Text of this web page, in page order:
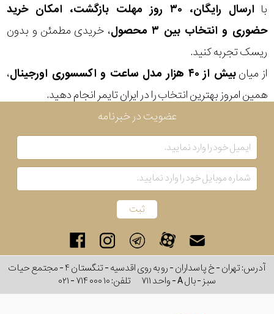
با
ارسال رایگان، ۳۰ روز مهلت بازگشت، امکان خرید
حضوری و انتخاب بین ۳ محصول
، خریدی مطمئن و بدون
ریسک تجربه کنید.
از میانبیش از ۴۰ هزار مدل ساعت و اکسسوری اورجینال
،
همین امروز بهترین انتخاب را در ایران تایمر انجام دهید.
عضویت در خبرنامه
آدرس: تهران - خ پاسداران - رو به روی اقدسیه - تنگستان ۴ - مجتمع حیات
سبز - بال A - واحد ۷۱۱
تلفن:۰۲۱ - ۷۱۴ ۰۰۰ ۱۰